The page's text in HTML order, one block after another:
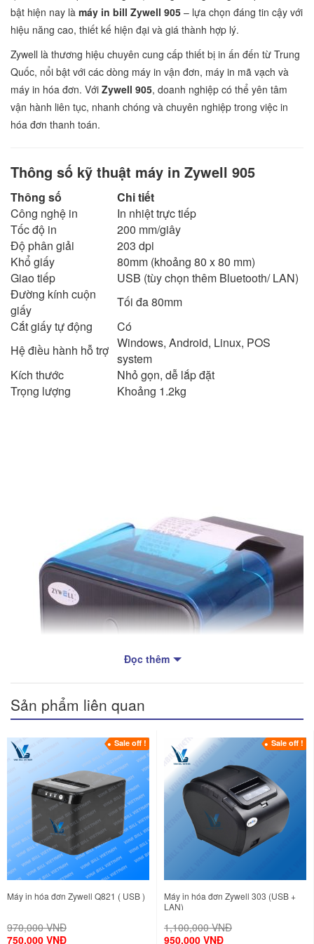
bật hiện nay là máy in bill Zywell 905 – lựa chọn đáng tin cậy với
hiệu năng cao, thiết kế hiện đại và giá thành hợp lý.
Zywell là thương hiệu chuyên cung cấp thiết bị in ấn đến từ Trung
Quốc, nổi bật với các dòng máy in vận đơn, máy in mã vạch và
máy in hóa đơn. Với Zywell 905, doanh nghiệp có thể yên tâm
vận hành liên tục, nhanh chóng và chuyên nghiệp trong việc in
hóa đơn thanh toán.
Thông số kỹ thuật máy in Zywell 905
Thông số
Chi tiết
Công nghệ in
In nhiệt trực tiếp
Tốc độ in
200 mm/giây
Độ phân giải
203 dpi
Khổ giấy
80mm (khoảng 80 x 80 mm)
Giao tiếp
USB (tùy chọn thêm Bluetooth/ LAN)
Đường kính cuộn
giấy
Tối đa 80mm
Cắt giấy tự động
Có
Hệ điều hành hỗ trợ Windows, Android, Linux, POS
system
Kích thước
Nhỏ gọn, dễ lắp đặt
Trọng lượng
Khoảng 1.2kg
Máy in hóa đơn Zywell 905 ( USB + LAN )
Ưu điểm nổi bật của máy in hóa đơn Zywell
905
Đọc thêm
Sản phẩm liên quan
Máy in hóa đơn Zywell Q821 ( USB )
970,000 VNĐ
750,000 VNĐ
Sale off !
Máy in hóa đơn Zywell 303 (USB +
LAN)
1,100,000 VNĐ
950,000 VNĐ
Sale off !